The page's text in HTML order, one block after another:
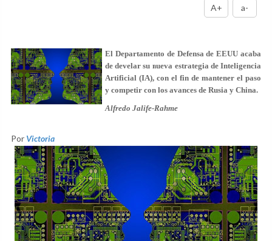
A+ a-
El Departamento de Defensa de EEUU acaba
de develar su nueva estrategia de Inteligencia
Artificial (IA), con el fin de mantener el paso
y competir con los avances de Rusia y China.
Alfredo Jalife-Rahme
Por Victoria